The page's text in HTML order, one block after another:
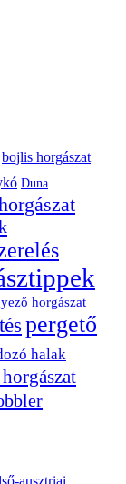
bojlis horgászat
Duna
horgászat
pergető
halak